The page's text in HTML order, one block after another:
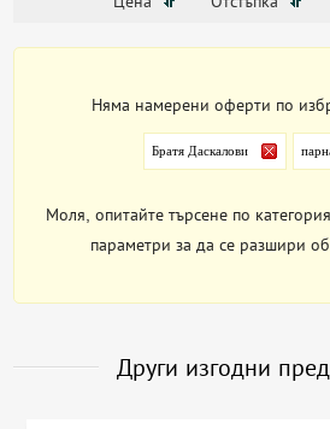
Няма намерени оферти по
Братя Даскалови
Моля, опитайте търсене по
параметри за да се разшири
Други изгодни